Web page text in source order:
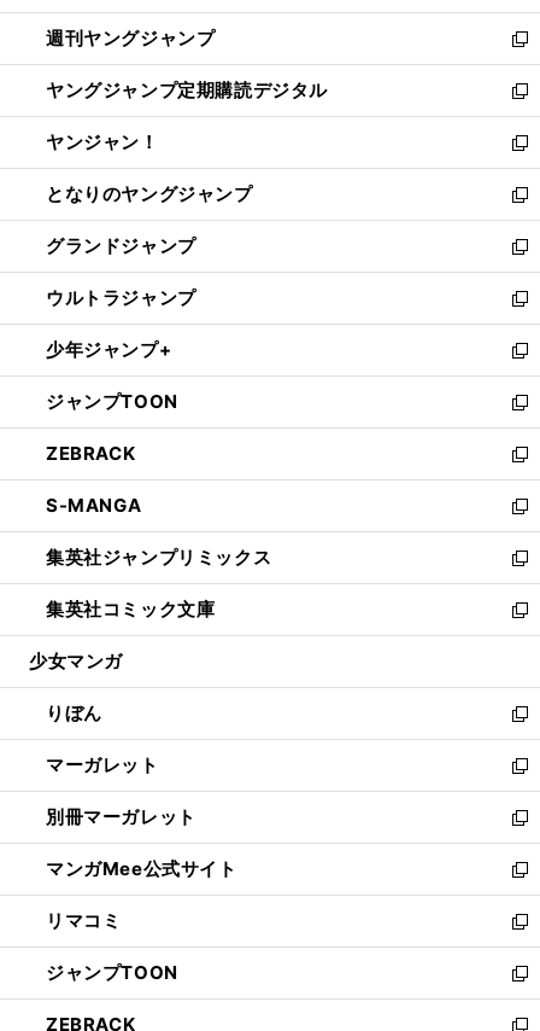
開
く
ウ
で
開
く
ン
ド
ウ
で
開
く
ウ
ィ
ン
ド
ウ
で
開
く
週刊ヤングジャンプ
新
し
い
ウ
ィ
ン
ド
ウ
で
開
く
ヤングジャンプ定期購読デジタル
新
し
い
ウ
ィ
ン
ド
ウ
で
開
く
ヤンジャン！
新
し
い
ウ
ィ
ン
ド
ウ
で
開
く
となりのヤングジャンプ
新
し
い
ウ
ィ
ン
ド
ウ
で
開
く
グランドジャンプ
新
し
い
ウ
ィ
ン
ド
ウ
で
開
く
ウルトラジャンプ
新
し
い
ウ
ィ
ン
ド
ウ
で
開
く
少年ジャンプ+
新
し
い
ウ
ィ
ン
ド
ウ
で
開
く
ジャンプTOON
新
し
い
ウ
ィ
ン
ド
ウ
で
開
ZEBRACK
新
し
い
ウ
ィ
ン
ド
ウ
開
く
S-MANGA
新
し
い
ウ
ィ
ン
ウ
で
開
く
集英社ジャンプリミックス
新
し
い
ウ
ン
ド
ウ
で
開
く
集英社コミック文庫
新
し
ウ
ィ
ン
ド
ウ
で
開
く
少女マンガ
りぼん
新
し
い
ウ
ィ
ン
ド
ウ
で
開
く
マーガレット
新
し
い
ウ
ィ
ン
ド
ウ
で
開
く
別冊マーガレット
新
し
い
ウ
ィ
ン
ド
ウ
で
マンガMee公式サイト
新
し
い
ウ
ィ
ン
ド
リマコミ
新
し
い
ウ
ジャンプTOON
新
し
ZEBRACK